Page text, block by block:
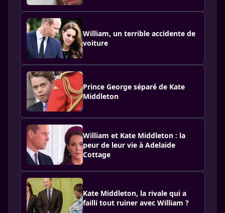
William, un terrible accidente de
voiture
Prince George séparé de Kate
Middleton
William et Kate Middleton : la
peur de leur vie à Adelaide
Cottage
Kate Middleton, la rivale qui a
failli tout ruiner avec William ?